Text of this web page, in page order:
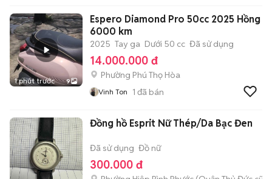
1 phút trước 9
Espero Diamond Pro 50cc 2025 Hồng
6000 km
2025 Tay ga Dưới 50 cc Đã sử dụng
14.000.000 đ
Phường Phú Thọ Hòa
Vinh Ton 1 đã bán
Đồng hồ Esprit Nữ Thép/Da Bạc Đen
Đã sử dụng Đồ nữ
300.000 đ